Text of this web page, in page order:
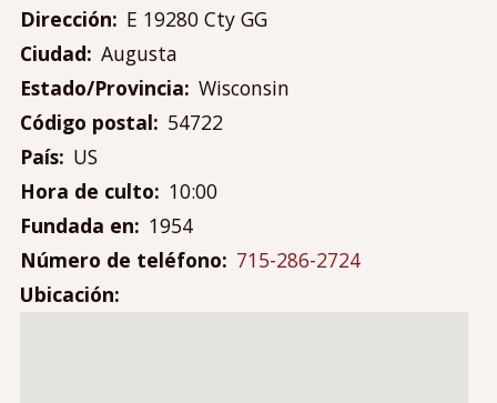
Dirección
E 19280 Cty GG
Ciudad Augusta
Estado/Provincia Wisconsin
Código postal
54722
País
US
Hora de culto
10:00
Fundada en
1954
Número de teléfono
715-286-2724
Ubicación
Menú
de
cuenta
de
usuario
Mi cuenta
Iniciar sesión